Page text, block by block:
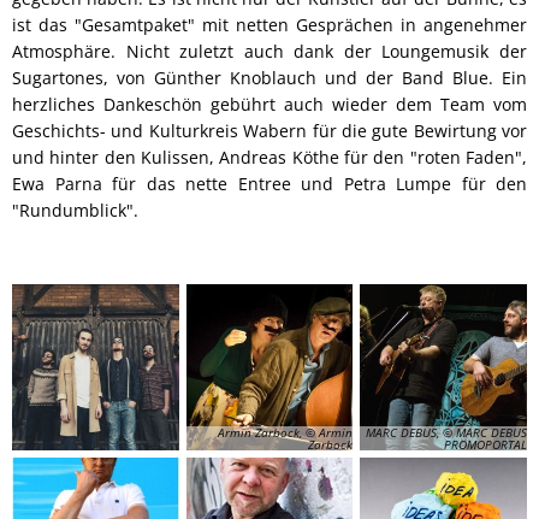
ist das "Gesamtpaket" mit netten Gesprächen in angenehmer
Atmosphäre. Nicht zuletzt auch dank der Loungemusik der
Sugartones, von Günther Knoblauch und der Band Blue. Ein
herzliches Dankeschön gebührt auch wieder dem Team vom
Geschichts- und Kulturkreis Wabern für die gute Bewirtung vor
und hinter den Kulissen, Andreas Köthe für den "roten Faden",
Ewa Parna für das nette Entree und Petra Lumpe für den
"Rundumblick".
Armin Zarbock, © Armin
Zarbock
MARC DEBUS, © MARC DEBUS
PROMOPORTAL